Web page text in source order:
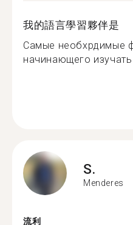
我的語言學習夥伴是
Самые необхрдимые
начинающего изучать
S.
Menderes
流利